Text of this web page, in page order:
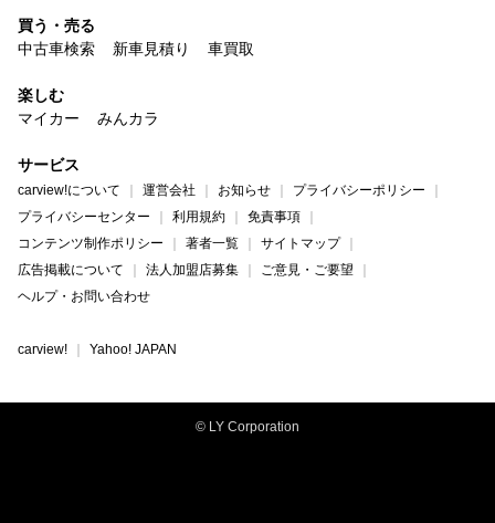
買う・売る
中古車検索
新車見積り 車買取
楽しむ
マイカー
みんカラ
サービス
carview!について 運営会社 お知らせ
プライバシーポリシー
プライバシーセンター
利用規約
免責事項
コンテンツ制作ポリシー
著者一覧
サイトマップ
広告掲載について
法人加盟店募集
ご意見・ご要望
ヘルプ・お問い合わせ
carview! Yahoo! JAPAN
© LY Corporation